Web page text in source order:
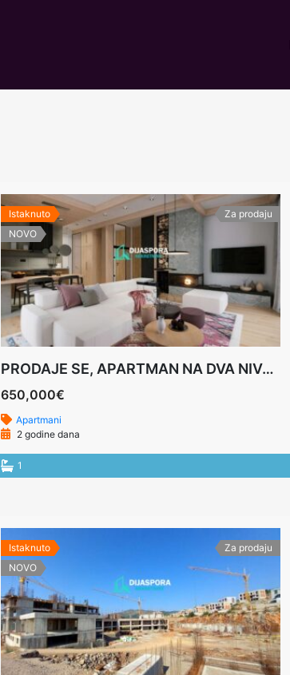
Istaknuto
NOVO
Za prodaju
PRODAJE SE, APARTMAN NA DVA NIVOA U LUKSUZNOJ VILI, 127M2, KOLAŠIN
650,000€
Apartmani
2 godine dana
1
Istaknuto
NOVO
Za prodaju